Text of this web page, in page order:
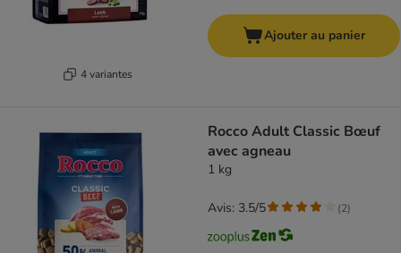
4 variantes
Ajouter au panier
Rocco Adult Classic Bœuf
avec agneau
1 kg
Avis: 3.5/5 (2)